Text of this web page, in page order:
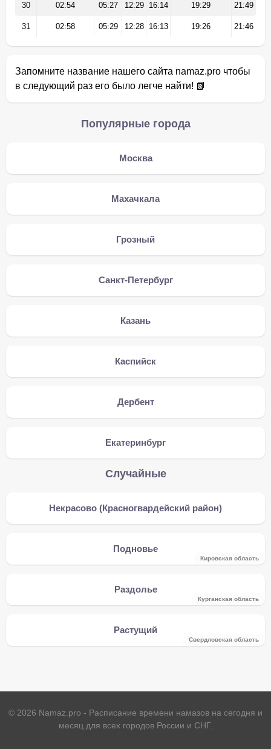
30 02:54 05:27 12:29 16:14 19:29 21:49
31 02:58 05:29 12:28 16:13 19:26 21:46
Запомните название нашего сайта namaz.pro чтобы
в следующий раз его было легче найти! 📗
Популярные города
Москва
Махачкала
Грозный
Санкт-Петербург
Казань
Каспийск
Дербент
Екатеринбург
Случайные
Некрасово (Красногвардейский район)
Подновье
Кировская область
Раздолье
Курганская область
Растущий
Свердловская область
© 2026 Namaz.pro - Расписание времени намазов на сегодня и
месяц для всех городов России и СНГ.